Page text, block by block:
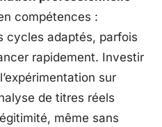
compétences :
cycles adaptés, parfois
rapidement. Investir
sur
de titres réels
même sans